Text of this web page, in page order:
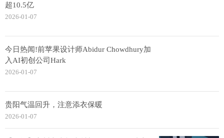
超10.5亿
2026-01-07
今日热闻!前苹果设计师Abidur Chowdhury加
入AI初创公司Hark
2026-01-07
贵阳气温回升，注意添衣保暖
2026-01-07